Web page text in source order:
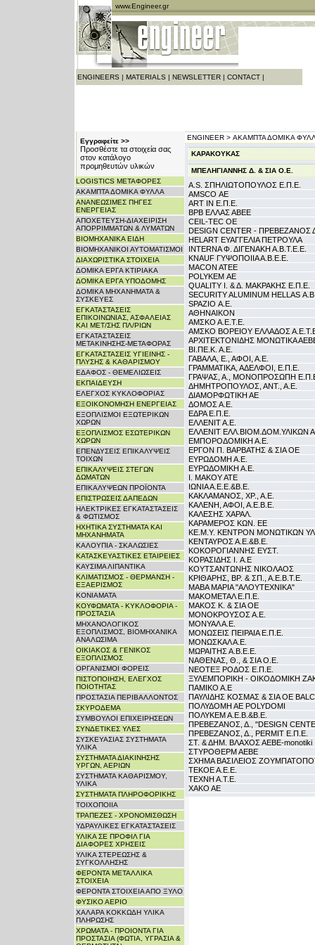
www.Engineer.gr
ENGINEERS | MATERIALS | NEWSLETTER| CONTACT|
Εγγραφείτε >>
Προσθέστε τα στοιχεία σας
στον κατάλογο
προμηθευτών υλικών
LOGISTICS ΜΕΤΑΦΟΡΕΣ
ΑΚΑΜΠΤΑ ΔΟΜΙΚΑ ΦΥΛΛΑ
ΑΝΑΝΕΩΣΙΜΕΣ ΠΗΓΕΣ
ΕΝΕΡΓΕΙΑΣ
ΑΠΟΧΕΤΕΥΣΗ-ΔΙΑΧΕΙΡΙΣΗ
ΑΠΟΡΡΙΜΜΑΤΩΝ & ΛΥΜΑΤΩΝ
ΒΙΟΜΗΧΑΝΙΚΑ ΕΙΔΗ
ΒΙΟΜΗΧΑΝΙΚΟΙ ΑΥΤΟΜΑΤΙΣΜΟΙ
ΔΙΑΧΩΡΙΣΤΙΚΑ ΣΤΟΙΧΕΙΑ
ΔΟΜΙΚΑ ΕΡΓΑ ΚΤΙΡΙΑΚΑ
ΔΟΜΙΚΑ ΕΡΓΑ ΥΠΟΔΟΜΗΣ
ΔΟΜΙΚΑ ΜΗΧΑΝΗΜΑΤΑ &
ΣΥΣΚΕΥΕΣ
ΕΓΚΑΤΑΣΤΑΣΕΙΣ
ΕΠΙΚΟΙΝΩΝΙΑΣ, ΑΣΦΑΛΕΙΑΣ
ΚΑΙ ΜΕΤ/ΣΗΣ ΠΛ/ΡΙΩΝ
ΕΓΚΑΤΑΣΤΑΣΕΙΣ
ΜΕΤΑΚΙΝΗΣΗΣ-ΜΕΤΑΦΟΡΑΣ
ΕΓΚΑΤΑΣΤΑΣΕΙΣ ΥΓΙΕΙΝΗΣ -
ΠΛΥΣΗΣ & ΚΑΘΑΡΙΣΜΟΥ
ΕΔΑΦΟΣ - ΘΕΜΕΛΙΩΣΕΙΣ
ΕΚΠΑΙΔΕΥΣΗ
ΕΛΕΓΧΟΣ ΚΥΚΛΟΦΟΡΙΑΣ
ΕΞΟΙΚΟΝΟΜΗΣΗ ΕΝΕΡΓΕΙΑΣ
ΕΞΟΠΛΙΣΜΟΙ ΕΞΩΤΕΡΙΚΩΝ
ΧΩΡΩΝ
ΕΞΟΠΛΙΣΜΟΣ ΕΣΩΤΕΡΙΚΩΝ
ΧΩΡΩΝ
ΕΠΕΝΔΥΣΕΙΣ ΕΠΙΚΑΛΥΨΕΙΣ
ΤΟΙΧΩΝ
ΕΠΙΚΑΛΥΨΕΙΣ ΣΤΕΓΩΝ
ΔΩΜΑΤΩΝ
ΕΠΙΚΑΛΥΨΕΩΝ ΠΡΟΪΟΝΤΑ
ΕΠΙΣΤΡΩΣΕΙΣ ΔΑΠΕΔΩΝ
ΗΛΕΚΤΡΙΚΕΣ ΕΓΚΑΤΑΣΤΑΣΕΙΣ
& ΦΩΤΙΣΜΟΣ
ΗΧΗΤΙΚΑ ΣΥΣΤΗΜΑΤΑ ΚΑΙ
ΜΗΧΑΝΗΜΑΤΑ
ΚΑΛΟΥΠΙΑ - ΣΚΑΛΩΣΙΕΣ
ΚΑΤΑΣΚΕΥΑΣΤΙΚΕΣ ΕΤΑΙΡΕΙΕΣ
ΚΑΥΣΙΜΑ ΛΙΠΑΝΤΙΚΑ
ΚΛΙΜΑΤΙΣΜΟΣ - ΘΕΡΜΑΝΣΗ -
ΕΞΑΕΡΙΣΜΟΣ
ΚΟΝΙΑΜΑΤΑ
ΚΟΥΦΩΜΑΤΑ - ΚΥΚΛΟΦΟΡΙΑ -
ΠΡΟΣΤΑΣΙΑ
ΜΗΧΑΝΟΛΟΓΙΚΟΣ
ΕΞΟΠΛΙΣΜΟΣ, ΒΙΟΜΗΧΑΝΙΚΑ
ΑΝΑΛΩΣΙΜΑ
ΟΙΚΙΑΚΟΣ & ΓΕΝΙΚΟΣ
ΕΞΟΠΛΙΣΜΟΣ
ΟΡΓΑΝΙΣΜΟΙ ΦΟΡΕΙΣ
ΠΙΣΤΟΠΟΙΗΣΗ, ΕΛΕΓΧΟΣ
ΠΟΙΟΤΗΤΑΣ
ΠΡΟΣΤΑΣΙΑ ΠΕΡΙΒΑΛΛΟΝΤΟΣ
ΣΚΥΡΟΔΕΜΑ
ΣΥΜΒΟΥΛΟΙ ΕΠΙΧΕΙΡΗΣΕΩΝ
ΣΥΝΔΕΤΙΚΕΣ ΥΛΕΣ
ΣΥΣΚΕΥΑΣΙΑΣ ΣΥΣΤΗΜΑΤΑ
ΥΛΙΚΑ
ΣΥΣΤΗΜΑΤΑ ΔΙΑΚΙΝΗΣΗΣ
ΥΡΓΩΝ, ΑΕΡΙΩΝ
ΣΥΣΤΗΜΑΤΑ ΚΑΘΑΡΙΣΜΟΥ,
ΥΛΙΚΑ
ΣΥΣΤΗΜΑΤΑ ΠΛΗΡΟΦΟΡΙΚΗΣ
ΤΟΙΧΟΠΟΙΙΑ
ΤΡΑΠΕΖΕΣ - ΧΡΟΝΟΜΙΣΘΩΣΗ
ΥΔΡΑΥΛΙΚΕΣ ΕΓΚΑΤΑΣΤΑΣΕΙΣ
ΥΛΙΚΑ ΣΕ ΠΡΟΦΙΛ ΓΙΑ
ΔΙΑΦΟΡΕΣ ΧΡΗΣΕΙΣ
ΥΛΙΚΑ ΣΤΕΡΕΩΣΗΣ &
ΣΥΓΚΟΛΛΗΣΗΣ
ΦΕΡΟΝΤΑ ΜΕΤΑΛΛΙΚΑ
ΣΤΟΙΧΕΙΑ
ΦΕΡΟΝΤΑ ΣΤΟΙΧΕΙΑ ΑΠΟ ΞΥΛΟ
ΦΥΣΙΚΟ ΑΕΡΙΟ
ΧΑΛΑΡΑ ΚΟΚΚΩΔΗ ΥΛΙΚΑ
ΠΛΗΡΩΣΗΣ
ΧΡΩΜΑΤΑ - ΠΡΟΙΟΝΤΑ ΓΙΑ
ΠΡΟΣΤΑΣΙΑ (ΦΩΤΙΑ, ΥΓΡΑΣΙΑ &
ENGINEER > ΑΚΑΜΠΤΑ ΔΟΜΙΚΑ
ΚΑΡΑΚΟΥΚΑΣ
ΜΠΕΛΗΓΙΑΝΝΗΣ Δ. & ΣΙΑ Ο.Ε.
A.S. ΣΠΗΛΙΩΤΟΠΟΥΛΟΣ Ε.Π.Ε.
AMSCO ΑΕ
ART IN Ε.Π.Ε.
BPB ΕΛΛΑΣ ΑΒΕΕ
CEIL-TEC OE
DESIGN CENTER - ΠΡΕΒΕΖΑΝΟΣ
HELART ΕΥΑΓΓΕΛΙΑ ΠΕΤΡΟΥΛΑ
INTERNA Φ. ΔΙΓΕΝΑΚΗ Α.Β.Τ.Ε.Ε.
KNAUF ΓΥΨΟΠΟΙΙΑ Α.Β.Ε.Ε.
MACON ATEE
POLYKEM ΑΕ
QUALITY Ι. & Δ. ΜΑΚΡΑΚΗΣ Ε.Π.Ε.
SECURITY ALUMINUM HELLAS
SPAZIO Α.Ε.
ΑΘΗΝΑΙΚΟΝ
ΑΜΣΚΟ Α.Ε.Τ.Ε.
ΑΜΣΚΟ ΒΟΡΕΙΟΥ ΕΛΛΑΔΟΣ
ΑΡΧΙΤΕΚΤΟΝΙΔΗΣ ΜΟΝΩΤΙΚΑ
ΒΙ.ΠΕ.Κ. Α.Ε.
ΓΑΒΑΛΑ, Ε., ΑΦΟΙ, Α.Ε.
ΓΡΑΜΜΑΤΙΚΑ, ΑΔΕΛΦΟΙ, Ε.Π.Ε.
ΓΡΑΨΑΣ, Α., ΜΟΝΟΠΡΟΣΩΠΗ
ΔΗΜΗΤΡΟΠΟΥΛΟΣ, ΑΝΤ., Α.Ε.
ΔΙΑΜΟΡΦΩΤΙΚΗ ΑE
ΔΟΜΟΣ Α.Ε.
ΕΔΡΑ Ε.Π.Ε.
ΕΛΛΕΝΙΤ Α.Ε.
ΕΛΛΕΝΙΤ ΕΛΛ.ΒΙΟΜ.ΔΟΜ.ΥΛΙΚΩΝ
ΕΜΠΟΡΟΔΟΜΙΚΗ Α.Ε.
ΕΡΓΟΝ Π. ΒΑΡΒΑΤΗΣ & ΣΙΑ ΟΕ
ΕΥΡΩΔΟΜΗ Α.Ε.
ΕΥΡΩΔΟΜΙΚΗ Α.Ε.
Ι. ΜΑΚΟΥ ΑΤΕ
ΙΩΝΙΑ Α.Ε.Ε.&Β.Ε.
ΚΑΚΛΑΜΑΝΟΣ, ΧΡ., Α.Ε.
ΚΑΛΕΝΗ, ΑΦΟΙ, Α.Ε.Β.Ε.
ΚΑΛΕΣΗΣ ΧΑΡΑΛ.
ΚΑΡΑΜΕΡΟΣ ΚΩΝ. ΕΕ
ΚΕ.Μ.Υ. ΚΕΝΤΡΟΝ ΜΟΝΩΤΙΚΩΝ
ΚΕΝΤΑΥΡΟΣ Α.Ε.&Β.Ε.
ΚΟΚΟΡΟΓΙΑΝΝΗΣ ΕΥΣΤ.
ΚΟΡΑΣΙΔΗΣ Ι. A.E
ΚΟΥΤΣΑΝΤΩΝΗΣ ΝΙΚΟΛΑΟΣ
ΚΡΙΘΑΡΗΣ, ΒΡ. & ΣΠ., Α.Ε.Β.Τ.Ε.
ΜΑΒΑ ΜΑΡΙΑ "ΑΛΟΥΤΕΧΝΙΚΑ"
ΜΑΚΟΜΕΤΑΛ Ε.Π.Ε.
ΜΑΚΟΣ Κ. & ΣΙΑ ΟΕ
ΜΟΝΟΚΡΟΥΣΟΣ Α.Ε.
ΜΟΝΥΑΛ Α.Ε.
ΜΟΝΩΣΕΙΣ ΠΕΙΡΑΙΑ Ε.Π.Ε.
ΜΟΝΩΣΚΑΛ Α.Ε.
ΜΩΡΑΙΤΗΣ Α.Β.Ε.Ε.
ΝΑΘΕΝΑΣ, Θ., & ΣΙΑ Ο.Ε.
ΝΕΟΤΕΞ ΡΟΔΟΣ Ε.Π.Ε.
ΞΥΛΕΜΠΟΡΙΚΗ - ΟΙΚΟΔΟΜΙΚΗ
ΠΑΜΙΚΟ Α.Ε
ΠΑΥΛΙΔΗΣ ΚΟΣΜΑΣ & ΣΙΑ ΟΕ
ΠΟΛΥΔΟΜΗ ΑΕ POLYDOMI
ΠΟΛΥΚΕΜ Α.Ε.Β.&Β.Ε.
ΠΡΕΒΕΖΑΝΟΣ, Δ., "DESIGN
ΠΡΕΒΕΖΑΝΟΣ, Δ., PERMIT Ε.Π.Ε.
ΣΤ. & ΔΗΜ. ΒΛΑΧΟΣ ΑΕΒΕ-monotiki
ΣΤΥΡΟΘΕΡΜ ΑΕΒΕ
ΣΧΗΜΑ ΒΑΣΙΛΕΙΟΣ
ΤΕΚΟΕ Α.Ε.Ε.
ΤΕΧΝΗ Α.Τ.Ε.
ΧΑΚΟ ΑΕ